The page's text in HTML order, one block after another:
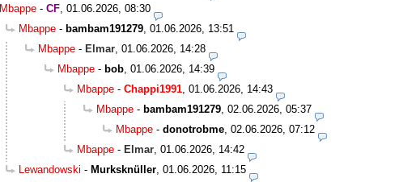
Mbappe - CF 01.06.2026, 08:30
Mbappe - bambam191279 01.06.2026, 13:51
Mbappe - Elmar 01.06.2026, 14:28
Mbappe - bob 01.06.2026, 14:39
Mbappe - Chappi1991 01.06.2026, 14:43
Mbappe - bambam191279 02.06.2026, 05:37
Mbappe - donotrobme 02.06.2026, 07:12
Mbappe - Elmar 01.06.2026, 14:42
Lewandowski - Murksknüller 01.06.2026, 11:15